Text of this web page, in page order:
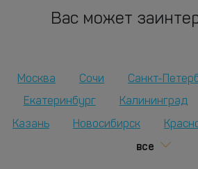
Вас может
Москва Сочи Санкт-
Екатеринбург
Калининград
Казань Новосибирск
все